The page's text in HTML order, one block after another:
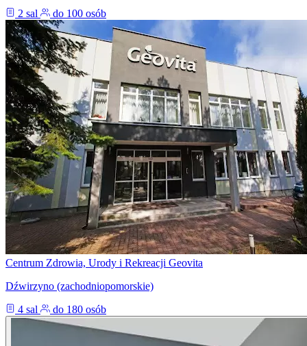
2 sal
do 100 osób
Centrum Zdrowia, Urody i Rekreacji Geovita
Dźwirzyno (zachodniopomorskie)
4 sal
do 180 osób